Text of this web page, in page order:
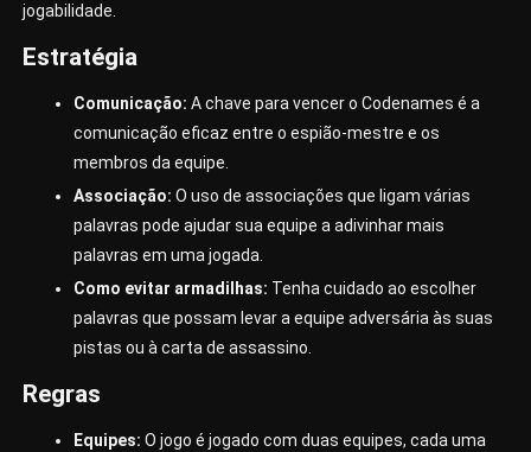
jogabilidade.
Estratégia
Comunicação: A chave para vencer o Codenames é a
comunicação eficaz entre o espião-mestre e os
membros da equipe.
Associação: O uso de associações que ligam várias
palavras pode ajudar sua equipe a adivinhar mais
palavras em uma jogada.
Como evitar armadilhas: Tenha cuidado ao escolher
palavras que possam levar a equipe adversária às suas
pistas ou à carta de assassino.
Regras
Equipes: O jogo é jogado com duas equipes, cada uma